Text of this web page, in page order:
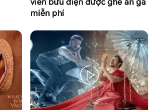
viên bưu điện được ghé ăn gà
miễn phí